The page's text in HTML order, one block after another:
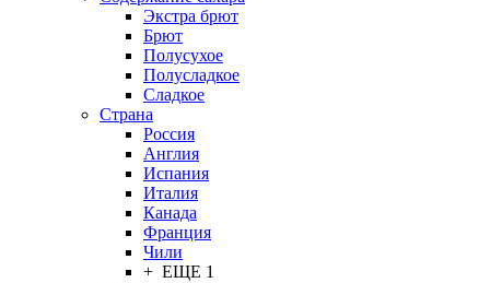
Экстра брют
Брют
Полусухое
Полусладкое
Сладкое
Страна
Россия
Англия
Испания
Италия
Канада
Франция
Чили
+ ЕЩЕ 1